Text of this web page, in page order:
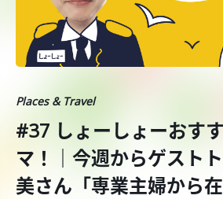
Places & Travel
#37 しょーしょーおす
マ！｜今週からゲスト
美さん「専業主婦から